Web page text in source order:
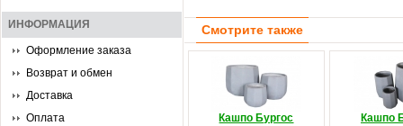
ИНФОРМАЦИЯ
Оформление заказа
Возврат и обмен
Доставка
Оплата
Смотрите также
Кашпо Бургос Кашпо